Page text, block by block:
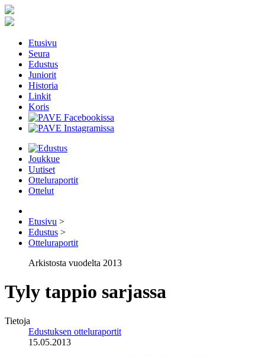
Etusivu
Seura
Edustus
Juniorit
Historia
Linkit
Koris
Joukkue
Uutiset
Otteluraportit
Ottelut
Etusivu >
Edustus >
Otteluraportit
Arkistosta vuodelta 2013
Tyly tappio sarjassa
Tietoja
Edustuksen otteluraportit
15.05.2013